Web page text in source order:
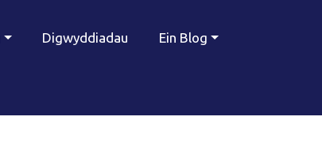
Digwyddiadau Ein Blog